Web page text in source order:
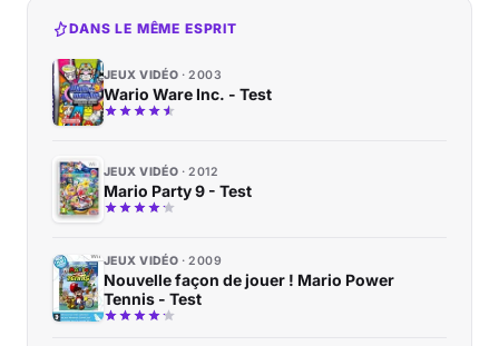
DANS LE MÊME ESPRIT
JEUX VIDÉO 2003
Wario Ware Inc. - Test
JEUX VIDÉO 2012
Mario Party 9 - Test
JEUX VIDÉO 2009
Nouvelle façon de jouer ! Mario Power
Tennis - Test